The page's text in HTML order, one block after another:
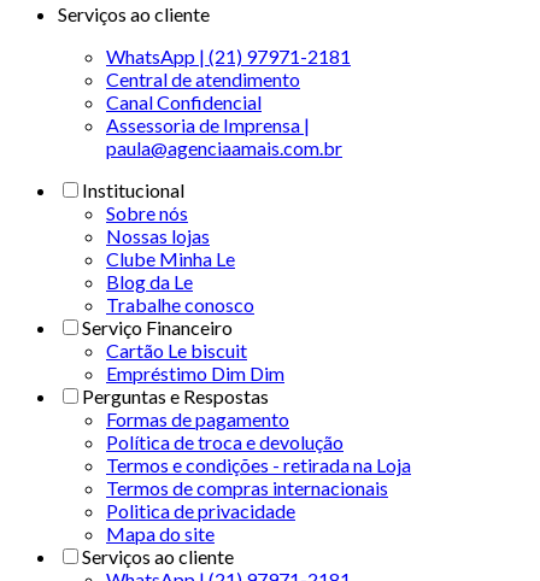
Serviços ao cliente
WhatsApp | (21) 97971-2181
Central de atendimento
Canal Confidencial
Assessoria de Imprensa |
paula@agenciaamais.com.br
Institucional
Sobre nós
Nossas lojas
Clube Minha Le
Blog da Le
Trabalhe conosco
Serviço Financeiro
Cartão Le biscuit
Empréstimo Dim Dim
Perguntas e Respostas
Formas de pagamento
Política de troca e devolução
Termos e condições - retirada na Loja
Termos de compras internacionais
Politica de privacidade
Mapa do site
Serviços ao cliente